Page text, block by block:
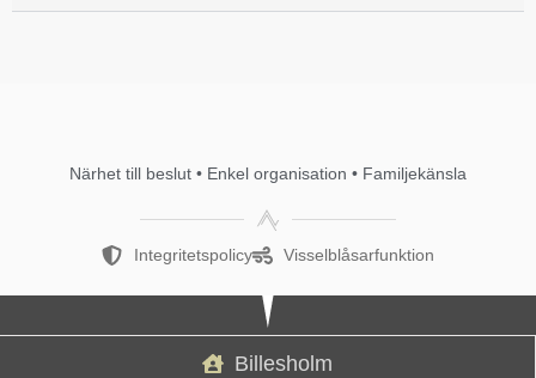
Närhet till beslut • Enkel organisation • Familjekänsla
Integritetspolicy Visselblåsarfunktion
Billesholm